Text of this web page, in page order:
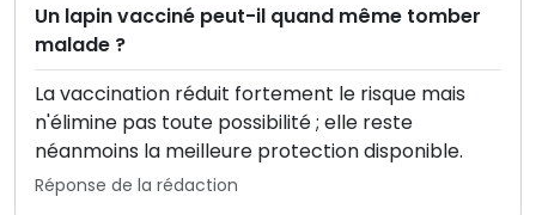
Un lapin vacciné peut-il quand même tomber
malade ?
La vaccination réduit fortement le risque mais
n'élimine pas toute possibilité ; elle reste
néanmoins la meilleure protection disponible.
Réponse de la rédaction